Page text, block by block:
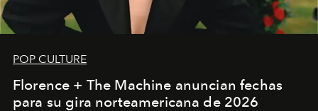
POP CULTURE
Florence + The Machine anuncian fechas
para su gira norteamericana de 2026